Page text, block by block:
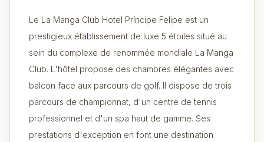
Le La Manga Club Hotel Príncipe Felipe est un
prestigieux établissement de luxe 5 étoiles situé au
sein du complexe de renommée mondiale La Manga
Club. L'hôtel propose des chambres élégantes avec
balcon face aux parcours de golf. Il dispose de trois
parcours de championnat, d'un centre de tennis
professionnel et d'un spa haut de gamme. Ses
prestations d'exception en font une destination